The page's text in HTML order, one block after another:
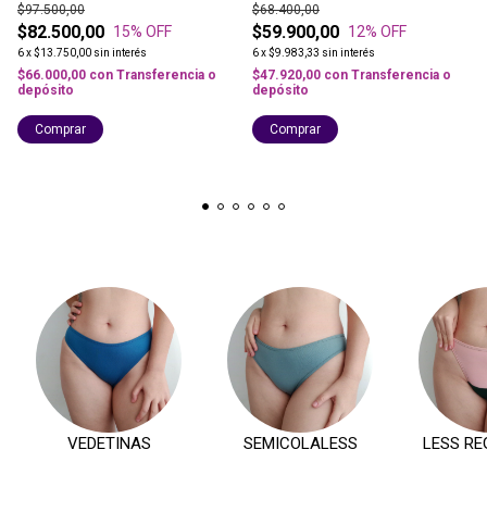
$82.500,00
$97.500,00
15% OFF
6x$13.750,00 sin interés
$66.000,00 con Transferencia o
depósito
Comprar
$59.900,00
$68.400,00
12% OFF
6x$9.983,33 sin interés
$47.920,00 con Transferencia o
depósito
Comprar
VEDETINAS SEMICOLALESS LESS